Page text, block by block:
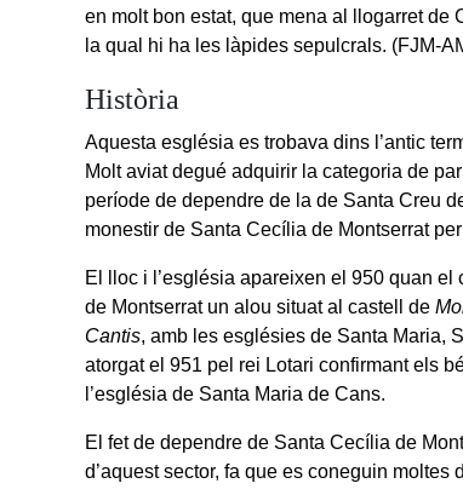
en molt bon estat, que mena al llogarret de
la qual hi ha les làpides sepulcrals. (FJM-
Història
Aquesta església es trobava dins l’antic
Molt aviat degué adquirir la categoria de
període de dependre de la de Santa Creu
monestir de Santa Cecília de Montserrat
El lloc i l’església apareixen el 950 quan
de Montserrat un alou situat al castell de
Cantis, amb les esglésies de Santa Maria,
atorgat el 951 pel rei Lotari confirmant els
l’església de Santa Maria de Cans.
El fet de dependre de Santa Cecília de
d’aquest sector, fa que es coneguin